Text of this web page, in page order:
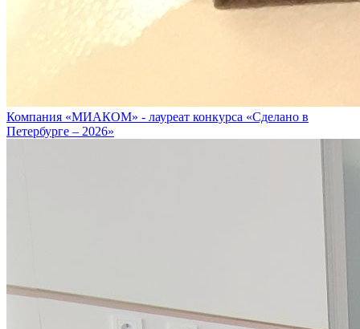
Компания «МИАКОМ» - лауреат конкурса «Сделано в
Петербурге – 2026»